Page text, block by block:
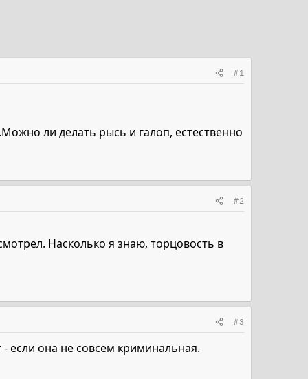
#1
ли делать рысь и галоп, естественно
#2
Насколько я знаю, торцовость в
#3
если она не совсем криминальная.